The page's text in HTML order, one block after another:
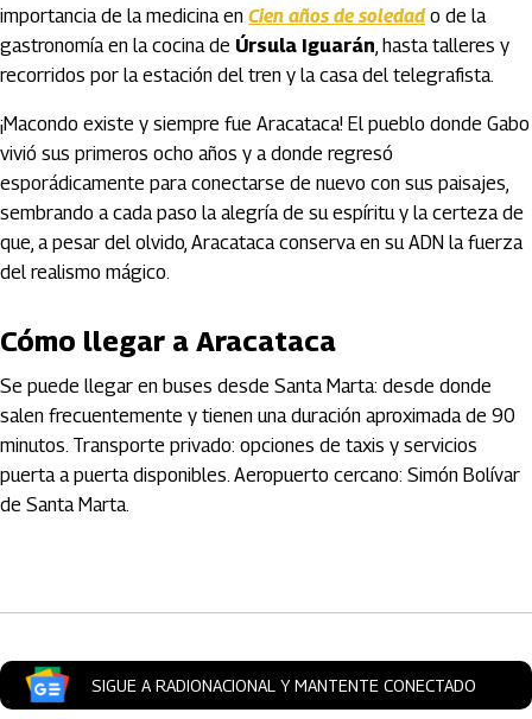
importancia de la medicina en Cien años de soledado de la
gastronomía en la cocina de Úrsula Iguarán, hasta talleres y
recorridos por la estación del tren y la casa del telegrafista.
¡Macondo existe y siempre fue Aracataca! El pueblo donde Gabo
vivió sus primeros ocho años y a donde regresó
esporádicamente para conectarse de nuevo con sus paisajes,
sembrando a cada paso la alegría de su espíritu y la certeza de
que, a pesar del olvido, Aracataca conserva en su ADN la fuerza
del realismo mágico.
Cómo llegar a Aracataca
Se puede llegar en buses desde Santa Marta: desde donde
salen frecuentemente y tienen una duración aproximada de 90
minutos. Transporte privado: opciones de taxis y servicios
puerta a puerta disponibles. Aeropuerto cercano: Simón Bolívar
de Santa Marta.
SIGUE A RADIONACIONAL Y MANTENTE CONECTADO